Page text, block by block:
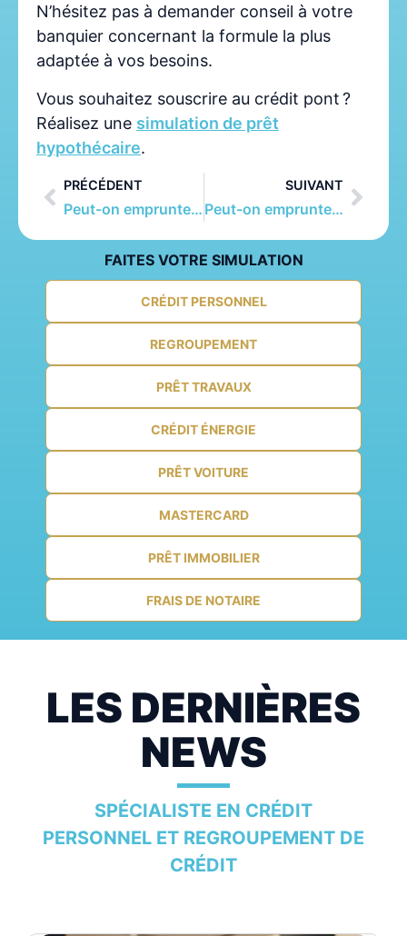
N’hésitez pas à demander conseil à votre
banquier concernant la formule la plus
adaptée à vos besoins.
Vous souhaitez souscrire au crédit pont ?
Réalisez une simulation de prêt
hypothécaire.
PRÉCÉDENT
Peut-on emprunter pour s’offrir des vacances ?
SUIVANT
Peut-on emprunter les frais de notaire lors d’un achat immobilier ?
FAITES VOTRE SIMULATION
CRÉDIT PERSONNEL
REGROUPEMENT
PRÊT TRAVAUX
CRÉDIT ÉNERGIE
PRÊT VOITURE
MASTERCARD
PRÊT IMMOBILIER
FRAIS DE NOTAIRE
LES DERNIÈRES
NEWS
SPÉCIALISTE EN CRÉDIT
PERSONNEL ET REGROUPEMENT DE
CRÉDIT